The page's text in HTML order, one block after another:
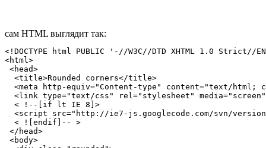
сам HTML выглядит так:
<!DOCTYPE html PUBLIC '-//W3C//DTD XHTML 1.0
<html>
<head>
  <title>Rounded corners</title>
<meta http-equiv="Content-type" content="text/html;
<link type="text/css" rel="stylesheet"
  < !--[if lt IE 8]>
<script src="http://ie7-js.googlecode.com/svn/
  < ![endif]-- >
</head>
<body>